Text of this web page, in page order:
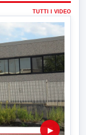
TUTTI I VIDEO
▶